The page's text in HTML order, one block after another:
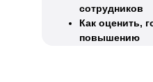
сотрудников
Как оценить,
повышению